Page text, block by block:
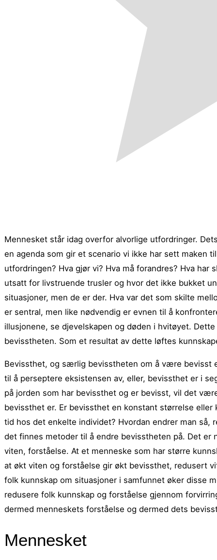
Mennesket står idag overfor alvorlige utfordringer.
en agenda som gir et scenario vi ikke har sett maken
utfordringen? Hva gjør vi? Hva må forandres? Hva
utsatt for livstruende trusler og hvor det ikke bukket
situasjoner, men de er der. Hva var det som skilte
er sentral, men like nødvendig er evnen til å
illusjonene, se djevelskapen og døden i hvitøyet.
bevisstheten. Som et resultat av dette løftes
Bevissthet, og særlig bevisstheten om å være bevisst
til å perseptere eksistensen av, eller, bevissthet er i
på jorden som har bevissthet og er bevisst, vil det
bevissthet er. Er bevissthet en konstant størrelse
tid hos det enkelte individet? Hvordan endrer man
det finnes metoder til å endre bevisstheten på. Det
viten, forståelse. At et menneske som har større
at økt viten og forståelse gir økt bevissthet, redusert
folk kunnskap om situasjoner i samfunnet øker disse
redusere folk kunnskap og forståelse gjennom
dermed menneskets forståelse og dermed dets
Mennesket